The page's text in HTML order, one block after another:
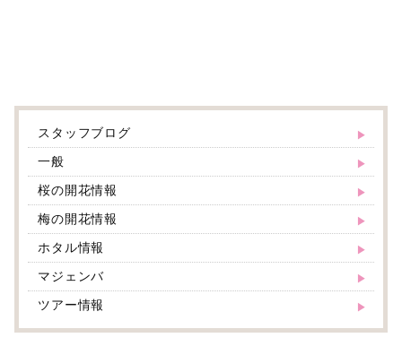
スタッフブログ
一般
桜の開花情報
梅の開花情報
ホタル情報
マジェンバ
ツアー情報